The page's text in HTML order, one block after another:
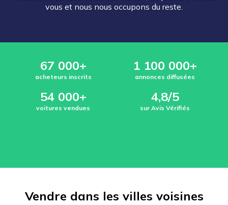
vous et nous nous occupons du reste.
67 000+
acheteurs inscrits
1 100 000+
annonces diffusées
54 000+
voitures vendues
4,8/5
sur Avis Vérifiés
Vendre dans les villes voisines